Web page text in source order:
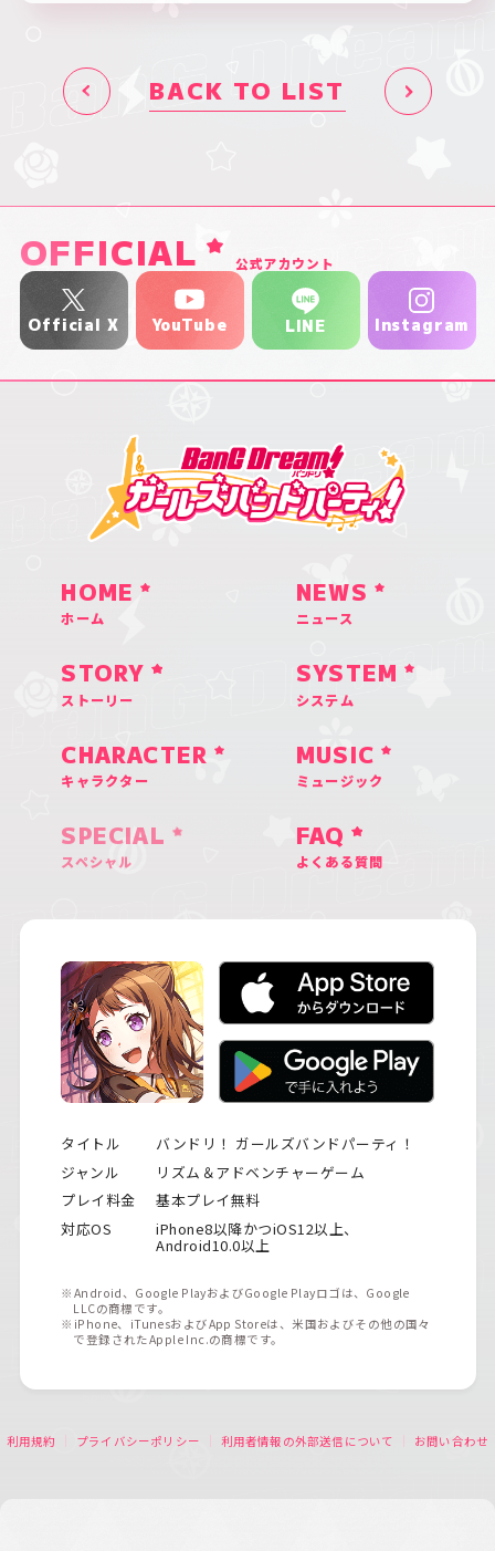
BACK TO LIST
OFFICIAL 公式アカウント
Official X YouTube LINE Instagram
HOME
ホーム
NEWS
ニュース
STORY
ストーリー
SYSTEM
システム
CHARACTER
キャラクター
MUSIC
ミュージック
SPECIAL
スペシャル
FAQ
よくある質問
タイトル
バンドリ！ ガールズバンドパーティ！
ジャンル
リズム＆アドベンチャーゲーム
プレイ料金
基本プレイ無料
対応OS
iPhone8以降かつiOS12以上、
Android10.0以上
※Android、Google PlayおよびGoogle Playロゴは、Google
LLCの商標です。
※iPhone、iTunesおよびApp Storeは、米国およびその他の国々
で登録されたApple Inc.の商標です。
利用規約 プライバシーポリシー 利用者情報の外部送信について お問い合わせ